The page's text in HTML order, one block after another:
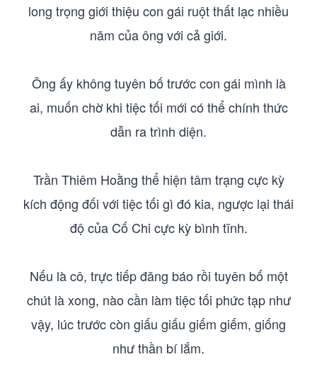
long trọng giới thiệu con gái ruột thất lạc nhiều
năm của ông với cả giới.
Ông ấy không tuyên bố trước con gái mình là
ai, muốn chờ khi tiệc tối mới có thể chính thức
dẫn ra trình diện.
Trần Thiêm Hoằng thể hiện tâm trạng cực kỳ
kích động đối với tiệc tối gì đó kia, ngược lại thái
độ của Cố Chi cực kỳ bình tĩnh.
Nếu là cô, trực tiếp đăng báo rồi tuyên bố một
chút là xong, nào cần làm tiệc tối phức tạp như
vậy, lúc trước còn giấu giấu giếm giếm, giống
như thần bí lắm.